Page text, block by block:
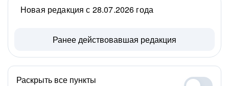
Новая редакция с 28.07.2026 года
Ранее действовавшая редакция
Раскрыть все пункты